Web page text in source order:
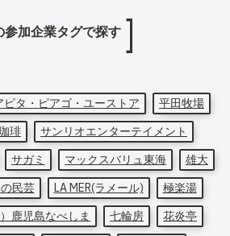
参加企業タグで探す
ピタ・ピアゴ・ユーストア
平田牧場
琲
サンリオエンターテイメント
サガミ マックスバリュ東海
雄大
民芸 LA MER(ラメール)
極楽湯
）鹿児島なべしま 七輪房
花炎亭